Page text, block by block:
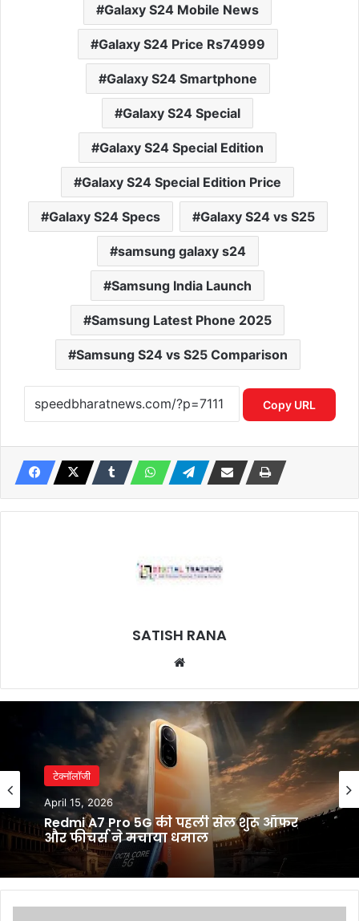
Galaxy S24 Mobile News
Galaxy S24 Price Rs74999
Galaxy S24 Smartphone
Galaxy S24 Special
Galaxy S24 Special Edition
Galaxy S24 Special Edition Price
Galaxy S24 Specs Galaxy S24 vs S25
samsung galaxy s24
Samsung India Launch
Samsung Latest Phone 2025
Samsung S24 vs S25 Comparison
Copy URL
SATISH RANA
टेक्नॉलॉजी
April 15, 2026
Redmi A7 Pro 5G की पहली सेल शुरू ऑफर
और फीचर्स ने मचाया धमाल